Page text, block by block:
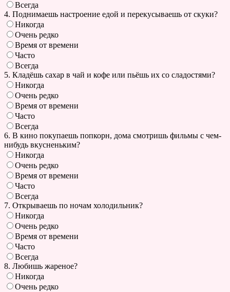
Всегда
4. Поднимаешь настроение едой и перекусываешь от скуки?
Никогда
Очень редко
Время от времени
Часто
Всегда
5. Кладёшь сахар в чай и кофе или пьёшь их со сладостями?
Никогда
Очень редко
Время от времени
Часто
Всегда
6. В кино покупаешь попкорн, дома смотришь фильмы с чем-
нибудь вкусненьким?
Никогда
Очень редко
Время от времени
Часто
Всегда
7. Открываешь по ночам холодильник?
Никогда
Очень редко
Время от времени
Часто
Всегда
8. Любишь жареное?
Никогда
Очень редко